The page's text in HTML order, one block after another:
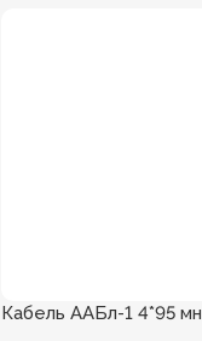
Кабель ААБл-1 4*95 мн